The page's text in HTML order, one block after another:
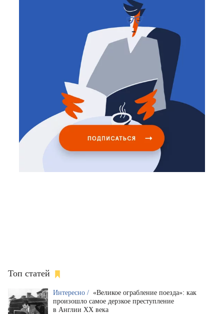
Топ статей
Интересно / «Великое ограбление поезда»: как
произошло самое дерзкое преступление
в Англии XX века